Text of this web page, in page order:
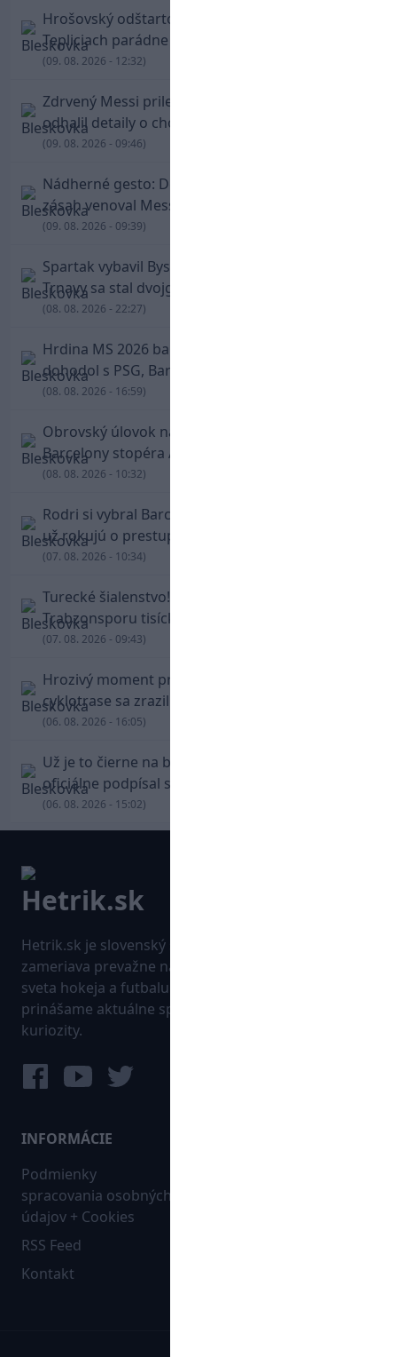
Hrošovský odštartoval šialenú prestrelku! V
Tepliciach parádne skóroval už v prvej minúte
(09. 08. 2026 - 12:32)
Zdrvený Messi priletel do Argentíny, denník
odhalil detaily o chorobe jeho otca
(09. 08. 2026 - 09:46)
Nádherné gesto: De Paul po góle odhalil dres,
zásah venoval Messimu po strate otca
(09. 08. 2026 - 09:39)
Spartak vybavil Bystricu za pár minút: Hrdinom
Trnavy sa stal dvojgólový Polťák
(08. 08. 2026 - 22:27)
Hrdina MS 2026 balí kufre! Ferran Torres sa
dohodol s PSG, Barcelona mu brániť nebude
(08. 08. 2026 - 16:59)
Obrovský úlovok na Anfielde: Liverpool získal z
Barcelony stopéra Arauja
(08. 08. 2026 - 10:32)
Rodri si vybral Barcelonu a odmietol Real. Kluby
už rokujú o prestupovej čiastke
(07. 08. 2026 - 10:34)
Turecké šialenstvo! Salaha vítali na štadióne
Trabzonsporu tisícky fanúšikov
(07. 08. 2026 - 09:43)
Hrozivý moment pre Zdena Cháru! Na
cyklotrase sa zrazil s bežcom
(06. 08. 2026 - 16:05)
Už je to čierne na bielom: Mohamed Salah
oficiálne podpísal s Trabzonsporom
(06. 08. 2026 - 15:02)
Hetrik.sk je slovenský športový portál, ktorý sa
zameriava prevažne na najnovšie informácie zo
sveta hokeja a futbalu. Pravidelne na dennej báze
prinášame aktuálne správy, góly, zaujímavosti a
kuriozity.
INFORMÁCIE
Podmienky
spracovania osobných
údajov + Cookies
RSS Feed
Kontakt